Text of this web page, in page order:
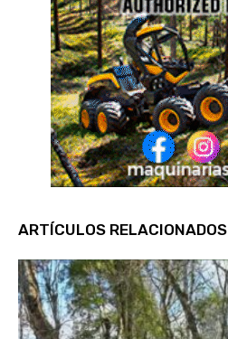
ARTÍCULOS RELACIONADOS